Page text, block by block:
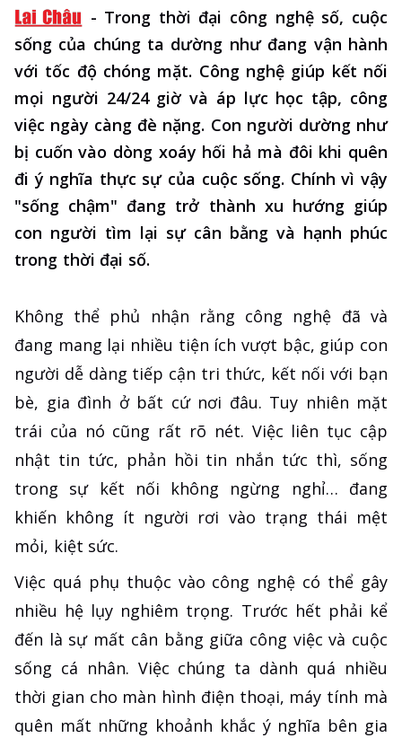
- Trong thời đại công nghệ số, cuộc
sống của chúng ta dường như đang vận hành
với tốc độ chóng mặt. Công nghệ giúp kết nối
mọi người 24/24 giờ và áp lực học tập, công
việc ngày càng đè nặng. Con người dường như
bị cuốn vào dòng xoáy hối hả mà đôi khi quên
đi ý nghĩa thực sự của cuộc sống. Chính vì vậy
"sống chậm" đang trở thành xu hướng giúp
con người tìm lại sự cân bằng và hạnh phúc
trong thời đại số.
Không thể phủ nhận rằng công nghệ đã và
đang mang lại nhiều tiện ích vượt bậc, giúp con
người dễ dàng tiếp cận tri thức, kết nối với bạn
bè, gia đình ở bất cứ nơi đâu. Tuy nhiên mặt
trái của nó cũng rất rõ nét. Việc liên tục cập
nhật tin tức, phản hồi tin nhắn tức thì, sống
trong sự kết nối không ngừng nghỉ… đang
khiến không ít người rơi vào trạng thái mệt
mỏi, kiệt sức.
Việc quá phụ thuộc vào công nghệ có thể gây
nhiều hệ lụy nghiêm trọng. Trước hết phải kể
đến là sự mất cân bằng giữa công việc và cuộc
sống cá nhân. Việc chúng ta dành quá nhiều
thời gian cho màn hình điện thoại, máy tính mà
quên mất những khoảnh khắc ý nghĩa bên gia